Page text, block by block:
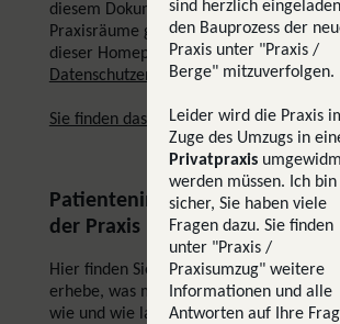
diesem Dokument nur um die Vorgänge
Praxisräume geht, und nicht um die
dieser Homepage. Hierfür prüfen Sie
Datenschutzerklärungder Homepage.
Sie finden das Dokument hier.
Patienteninformationen:
der Praxis
Hier finden Sie eine Übersicht warum ich
erhebe, was mit diesen geschieht, wo
wie und wie lange sie gespeichert
sind herzlich
den Bauprozess der
Praxis unter "Praxis /
Berge" mitzuverfolgen.
Leider wird die Praxis
Zuge des Umzugs in
Privatpraxis
werden müssen. Ich bin
sicher, Sie haben viele
Fragen dazu. Sie finden
unter "Praxis /
Praxisumzug" weitere
Informationen und alle
Antworten auf Ihre